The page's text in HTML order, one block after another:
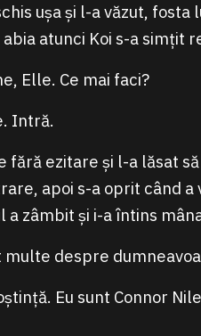
ușa și l-a văzut,
atunci Koi s-a simțit
Elle. Ce mai faci?
Intră.
fără ezitare și l-a lăsat
apoi s-a oprit când
zâmbit și i-a întins
multe despre
Eu sunt Connor